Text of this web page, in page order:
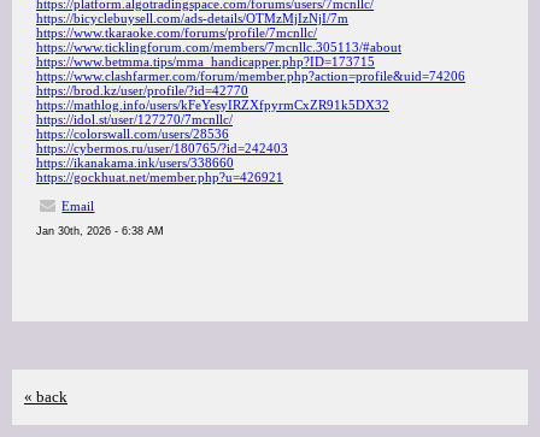
https://platform.algotradingspace.com/forums/users/7mcnllc/
https://bicyclebuysell.com/ads-details/OTMzMjIzNjI/7m
https://www.tkaraoke.com/forums/profile/7mcnllc/
https://www.ticklingforum.com/members/7mcnllc.305113/#about
https://www.betmma.tips/mma_handicapper.php?ID=173715
https://www.clashfarmer.com/forum/member.php?action=profile&uid=74206
https://brod.kz/user/profile/?id=42770
https://mathlog.info/users/kFeYesyIRZXfpyrmCxZR91k5DX32
https://idol.st/user/127270/7mcnllc/
https://colorswall.com/users/28536
https://cybermos.ru/user/180765/?id=242403
https://ikanakama.ink/users/338660
https://gockhuat.net/member.php?u=426921
Email
Jan 30th, 2026 - 6:38 AM
« back